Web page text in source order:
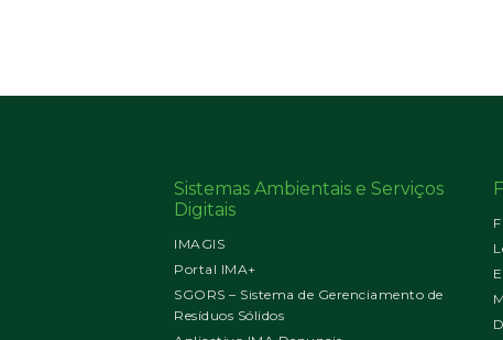
Sistemas Ambientais e Serviços
Digitais
IMAGIS
Portal IMA+
SGORS – Sistema de Gerenciamento de
Resíduos Sólidos